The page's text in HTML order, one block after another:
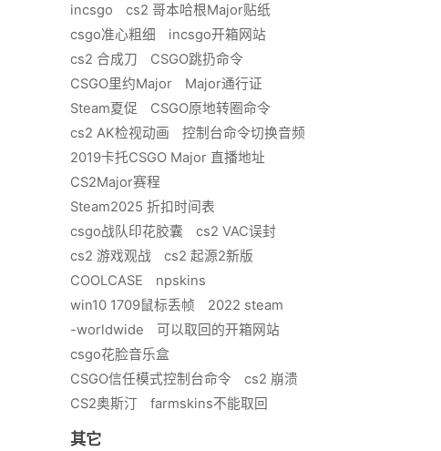
incsgo
cs2 哥本哈根Major贴纸
csgo准心粗细
incsgo开箱网站
cs2 合成刀
CSGO跳扔命令
CSGO里约Major
Major通行证
Steam夏促
CSGO原地转圈命令
cs2 AK检视动画
控制台命令切换音频
2019卡托CSGO Major 直播地址
CS2Major赛程
Steam2025 折扣时间表
csgo战队印花胶囊
cs2 VAC误封
cs2 游戏观战
cs2 起源2新版
COOLCASE
npskins
win10 1709鼠标丢帧
2022 steam
-worldwide
可以取回的开箱网站
csgo花脸音乐盒
CSGO信任模式控制台命令
cs2 崩溃
CS2奥斯汀
farmskins不能取回
其它